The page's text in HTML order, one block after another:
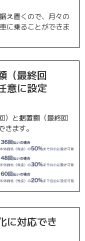
え置くので、月々の
に乗ることができま
（最終回
意に設定
と据置額（最終回
ます。
に対応でき